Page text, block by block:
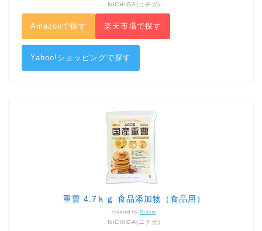
NICHIGA(ニチガ)
Amazonで探す 楽天市場で探す
Yahoo!ショッピングで探す
重曹 4.7ｋｇ 食品添加物（食品用）
created by Rinker
NICHIGA(ニチガ)